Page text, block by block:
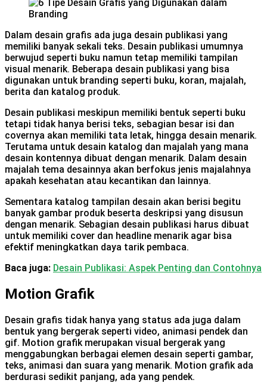
Dalam desain grafis ada juga desain publikasi yang
memiliki banyak sekali teks. Desain publikasi umumnya
berwujud seperti buku namun tetap memiliki tampilan
visual menarik. Beberapa desain publikasi yang bisa
digunakan untuk branding seperti buku, koran, majalah,
berita dan katalog produk.
Desain publikasi meskipun memiliki bentuk seperti buku
tetapi tidak hanya berisi teks, sebagian besar isi dan
covernya akan memiliki tata letak, hingga desain menarik.
Terutama untuk desain katalog dan majalah yang mana
desain kontennya dibuat dengan menarik. Dalam desain
majalah tema desainnya akan berfokus jenis majalahnya
apakah kesehatan atau kecantikan dan lainnya.
Sementara katalog tampilan desain akan berisi begitu
banyak gambar produk beserta deskripsi yang disusun
dengan menarik. Sebagian desain publikasi harus dibuat
untuk memiliki cover dan headline menarik agar bisa
efektif meningkatkan daya tarik pembaca.
Baca juga: Desain Publikasi: Aspek Penting dan Contohnya
Motion Grafik
Desain grafis tidak hanya yang status ada juga dalam
bentuk yang bergerak seperti video, animasi pendek dan
gif. Motion grafik merupakan visual bergerak yang
menggabungkan berbagai elemen desain seperti gambar,
teks, animasi dan suara yang menarik. Motion grafik ada
berdurasi sedikit panjang, ada yang pendek.